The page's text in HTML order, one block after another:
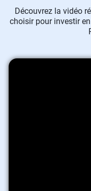
Découvrez la vidéo
choisir pour investir